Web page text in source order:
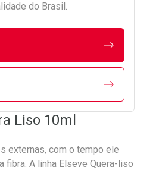
do Brasil.
Liso 10ml
externas, com o tempo ele
fibra. A linha Elseve Quera-liso